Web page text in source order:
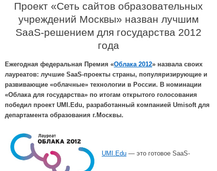
Проект «Сеть сайтов образовательных
учреждений Москвы» назван лучшим
SaaS-решением для государства 2012
года
Ежегодная федеральная Премия «Облака 2012» назвала своих
лауреатов: лучшие SaaS-проекты страны, популяризирующие и
развивающие «облачные» технологии в России. В номинации
«Облака для государства» по итогам открытого голосования
победил проект UMI.Edu, разработанный компанией Umisoft для
департамента образования г.Москвы.
UMI.Edu — это готовое SaaS-